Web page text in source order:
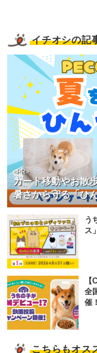
イチオシの記
カート移動やお散
暑さから守る「ひ
<PR>
う
ス
全
催！
こちらもオス